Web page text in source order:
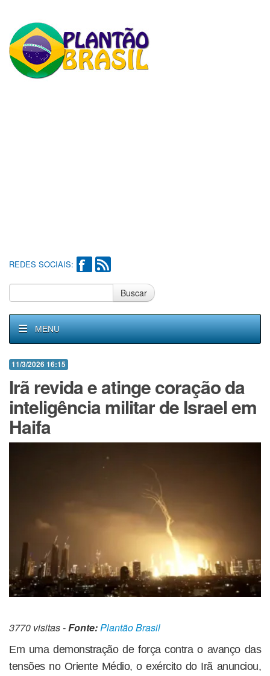
REDES SOCIAIS:
Buscar
MENU
11/3/2026 16:15
Irã revida e atinge coração da
inteligência militar de Israel em
Haifa
3770 visitas -Fonte:Plantão Brasil
Em uma demonstração de força contra o avanço das
tensões no Oriente Médio, o exército do Irã anunciou,